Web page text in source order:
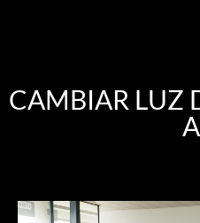
CAMBIAR LUZ